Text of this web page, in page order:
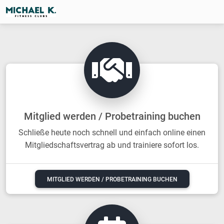
Mitglied werden / Probetraining buchen
Schließe heute noch schnell und einfach online einen
Mitgliedschaftsvertrag ab und trainiere sofort los.
MITGLIED WERDEN / PROBETRAINING BUCHEN